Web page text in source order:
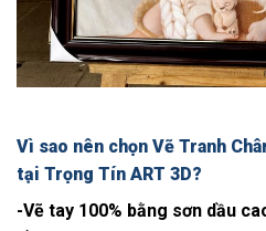
Vì sao nên chọn Vẽ Tranh
tại Trọng Tín ART 3D?
-Vẽ tay 100% bằng sơn dầu